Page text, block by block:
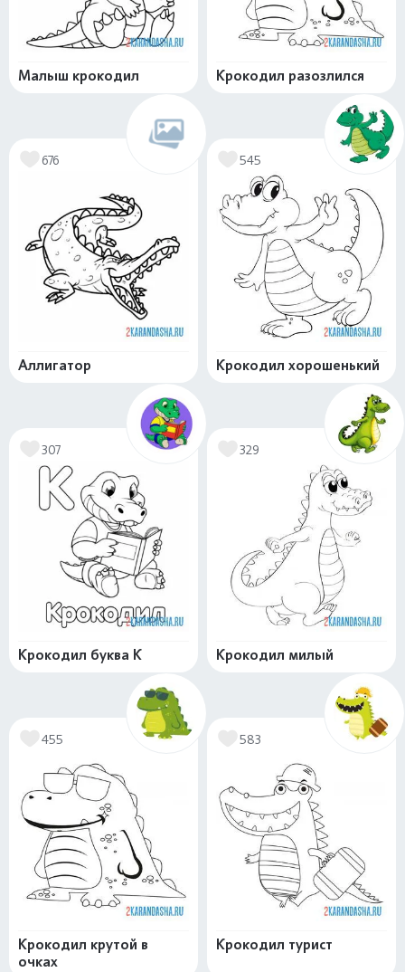
Малыш крокодил Крокодил разозлился
676
Аллигатор
545
Крокодил хорошенький
307
Крокодил буква К
329
Крокодил милый
455
Крокодил крутой в
очках
583
Крокодил турист